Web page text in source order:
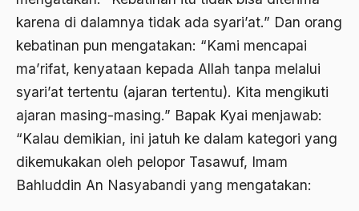
karena di dalamnya tidak ada syari’at.” Dan orang
kebatinan pun mengatakan: “Kami mencapai
ma’rifat, kenyataan kepada Allah tanpa melalui
syari’at tertentu (ajaran tertentu). Kita mengikuti
ajaran masing-masing.” Bapak Kyai menjawab:
“Kalau demikian, ini jatuh ke dalam kategori yang
dikemukakan oleh pelopor Tasawuf, Imam
Bahluddin An Nasyabandi yang mengatakan:
Andre Gide
Angkatan Laut AS
Ansor
Antara Keyakinan dan Keuletan
Antarumat Beragama